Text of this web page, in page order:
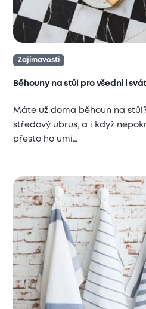
Zajímavosti
Běhouny na stůl pro všední i
Máte už doma běhoun na
středový ubrus, a i když
přesto ho umí…